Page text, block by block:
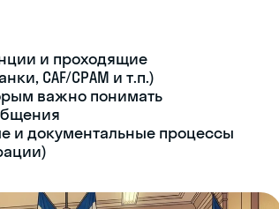
и проходящие
CAF/CPAM и т.п.)
важно понимать
и документальные процессы